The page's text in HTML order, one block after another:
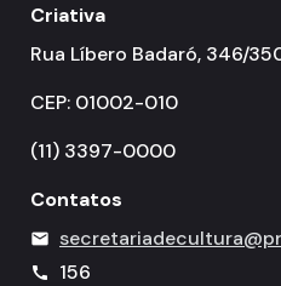
Criativa
Rua Líbero Badaró, 346/
CEP: 01002-010
(11) 3397-0000
Contatos
mail
call
156